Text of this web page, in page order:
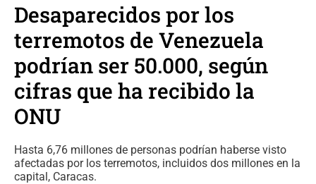
Desaparecidos por los
terremotos de Venezuela
podrían ser 50.000, según
cifras que ha recibido la
ONU
Hasta 6,76 millones de personas podrían haberse visto
afectadas por los terremotos, incluidos dos millones en la
capital, Caracas.